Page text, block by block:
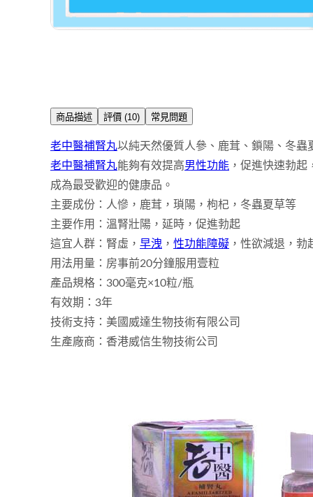
商品描述 評價 (10) 常見問題
老中醫補腎丸以純天然優質人參、鹿茸、鎖陽、冬蟲
老中醫補腎丸能夠有效提高男性功能 ，促進快速勃
成為最受歡迎的健康品。
主要成份：人慘，鹿茸，瑣陽，枸杞，冬蟲夏草等
主要作用：溫腎壯陽，延時，促進勃起
這宜人群：腎虛， 早洩 ， 性功能障礙 ，性欲減退，勃
用法用量：房事前20分鐘服用壹粒
產品規格：300毫克×10粒/瓶
有效期：3年
技術支持：美國威達生物技術有限公司
生產廠商：香港威信生物技術公司